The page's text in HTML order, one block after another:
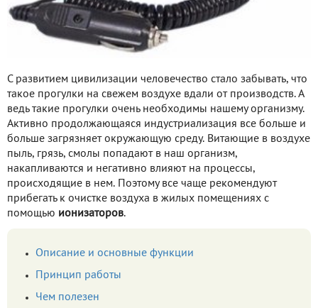
С развитием цивилизации человечество стало забывать, что
такое прогулки на свежем воздухе вдали от производств. А
ведь такие прогулки очень необходимы нашему организму.
Активно продолжающаяся индустриализация все больше и
больше загрязняет окружающую среду. Витающие в воздухе
пыль, грязь, смолы попадают в наш организм,
накапливаются и негативно влияют на процессы,
происходящие в нем. Поэтому все чаще рекомендуют
прибегать к очистке воздуха в жилых помещениях с
помощью ионизаторов.
Описание и основные функции
Принцип работы
Чем полезен